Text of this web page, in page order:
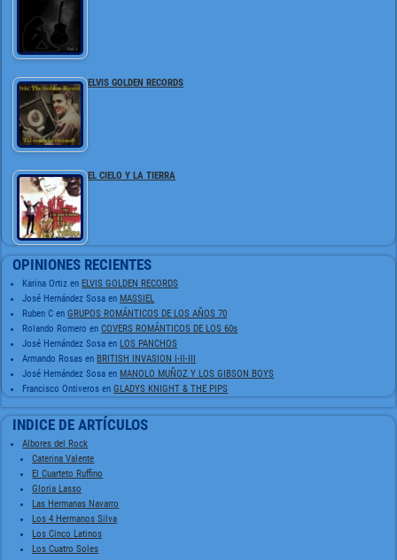
ELVIS GOLDEN RECORDS
EL CIELO Y LA TIERRA
OPINIONES RECIENTES
Karina Ortiz enELVIS GOLDEN RECORDS
José Hernández Sosa enMASSIEL
Ruben C enGRUPOS ROMÁNTICOS DE LOS AÑOS 70
Rolando Romero enCOVERS ROMÁNTICOS DE LOS 60s
José Hernández Sosa enLOS PANCHOS
Armando Rosas enBRITISH INVASION I-II-III
José Hernández Sosa enMANOLO MUÑOZ Y LOS GIBSON BOYS
Francisco Ontiveros enGLADYS KNIGHT & THE PIPS
INDICE DE ARTÍCULOS
Albores del Rock
Caterina Valente
El Cuarteto Ruffino
Gloria Lasso
Las Hermanas Navarro
Los 4 Hermanos Silva
Los Cinco Latinos
Los Cuatro Soles